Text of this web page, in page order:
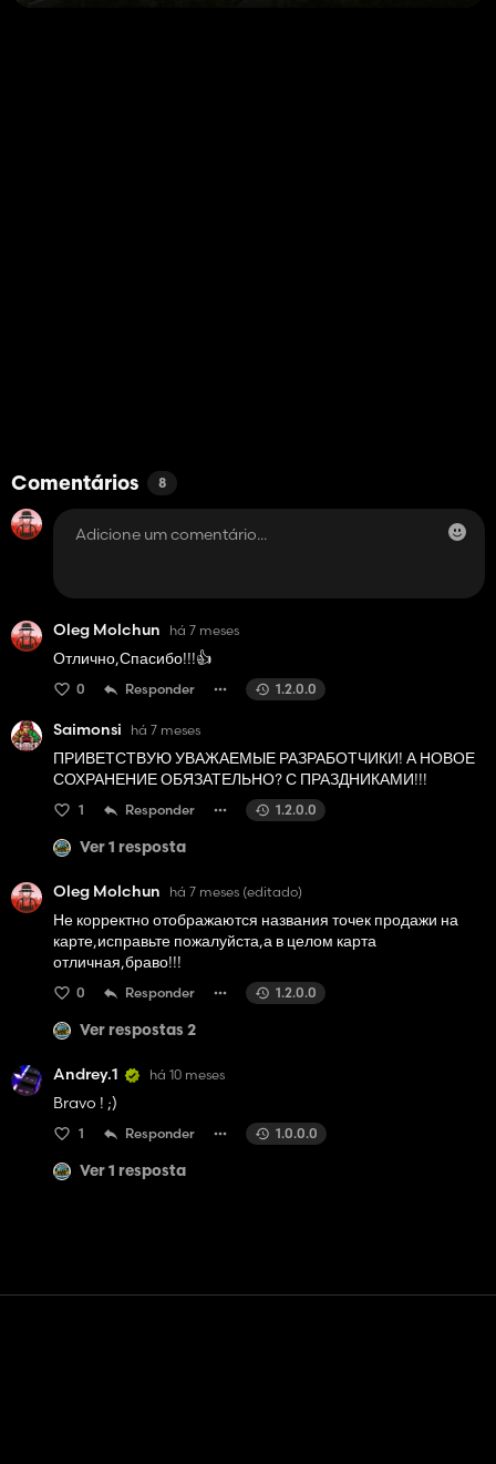
Comentários 8
Oleg Molchun há 7 meses
Отлично,Спасибо!!!👍️
0 Responder 1.2.0.0
Saimonsi há 7 meses
ПРИВЕТСТВУЮ УВАЖАЕМЫЕ РАЗРАБОТЧИКИ! А НОВОЕ
СОХРАНЕНИЕ ОБЯЗАТЕЛЬНО? С ПРАЗДНИКАМИ!!!
1 Responder 1.2.0.0
Ver 1 resposta
Oleg Molchun há 7 meses (editado)
Не корректно отображаются названия точек продажи на
карте,исправьте пожалуйста,а в целом карта
отличная,браво!!!
0 Responder 1.2.0.0
Ver respostas 2
Andrey.1 há 10 meses
Bravo ! ;)
1 Responder 1.0.0.0
Ver 1 resposta